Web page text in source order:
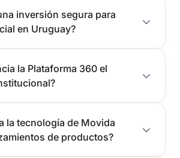
inversión segura para
en Uruguay?
la Plataforma 360 el
la tecnología de Movida
de productos?